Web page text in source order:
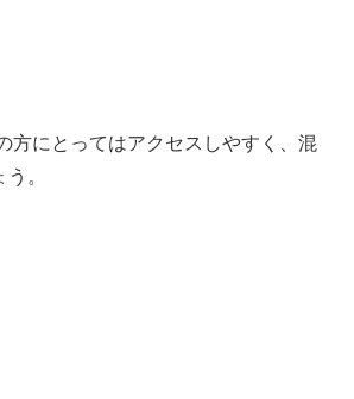
方にとってはアクセスしやすく、混
。